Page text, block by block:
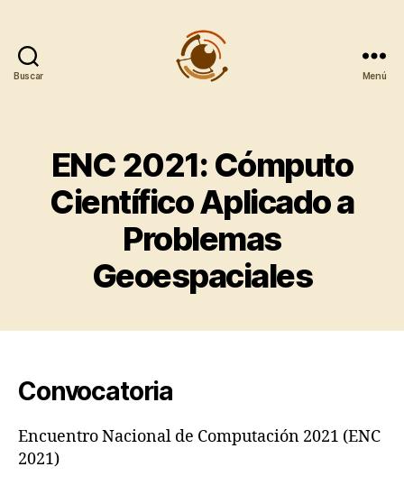
Buscar Menú
ENC 2021: Cómputo
Científico Aplicado a
Problemas
Geoespaciales
Convocatoria
Encuentro Nacional de Computación 2021 (ENC
2021)